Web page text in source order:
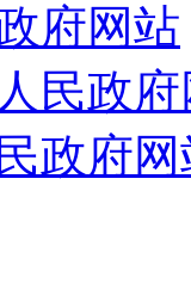
府网站
民政
政府网